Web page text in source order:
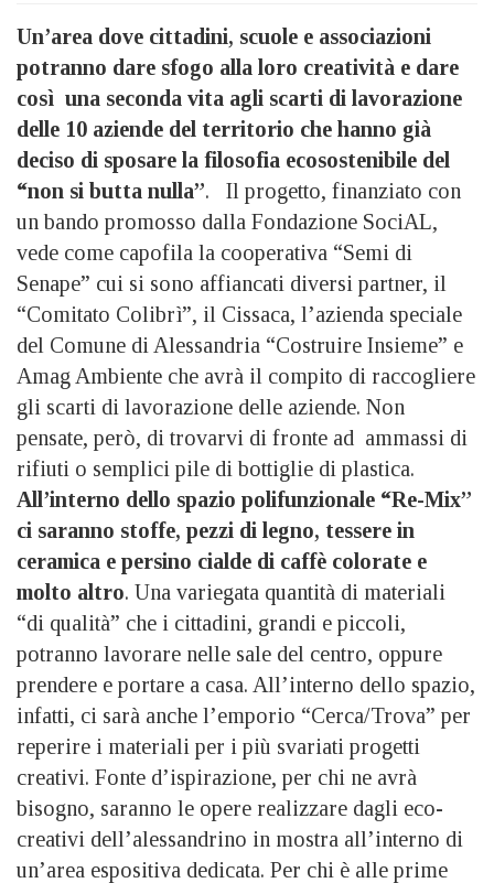
Un’area dove cittadini, scuole e associazioni
potranno dare sfogo alla loro creatività e dare
così una seconda vita agli scarti di lavorazione
delle 10 aziende del territorio che hanno già
deciso di sposare la filosofia ecosostenibile del
“non si butta nulla”. Il progetto, finanziato con
un bando promosso dalla Fondazione SociAL,
vede come capofila la cooperativa “Semi di
Senape” cui si sono affiancati diversi partner, il
“Comitato Colibrì”, il Cissaca, l’azienda speciale
del Comune di Alessandria “Costruire Insieme” e
Amag Ambiente che avrà il compito di raccogliere
gli scarti di lavorazione delle aziende. Non
pensate, però, di trovarvi di fronte ad ammassi di
rifiuti o semplici pile di bottiglie di plastica.
All’interno dello spazio polifunzionale “Re-Mix”
ci saranno stoffe, pezzi di legno, tessere in
ceramica e persino cialde di caffè colorate e
molto altro. Una variegata quantità di materiali
“di qualità” che i cittadini, grandi e piccoli,
potranno lavorare nelle sale del centro, oppure
prendere e portare a casa. All’interno dello spazio,
infatti, ci sarà anche l’emporio “Cerca/Trova” per
reperire i materiali per i più svariati progetti
creativi. Fonte d’ispirazione, per chi ne avrà
bisogno, saranno le opere realizzare dagli eco-
creativi dell’alessandrino in mostra all’interno di
un’area espositiva dedicata. Per chi è alle prime